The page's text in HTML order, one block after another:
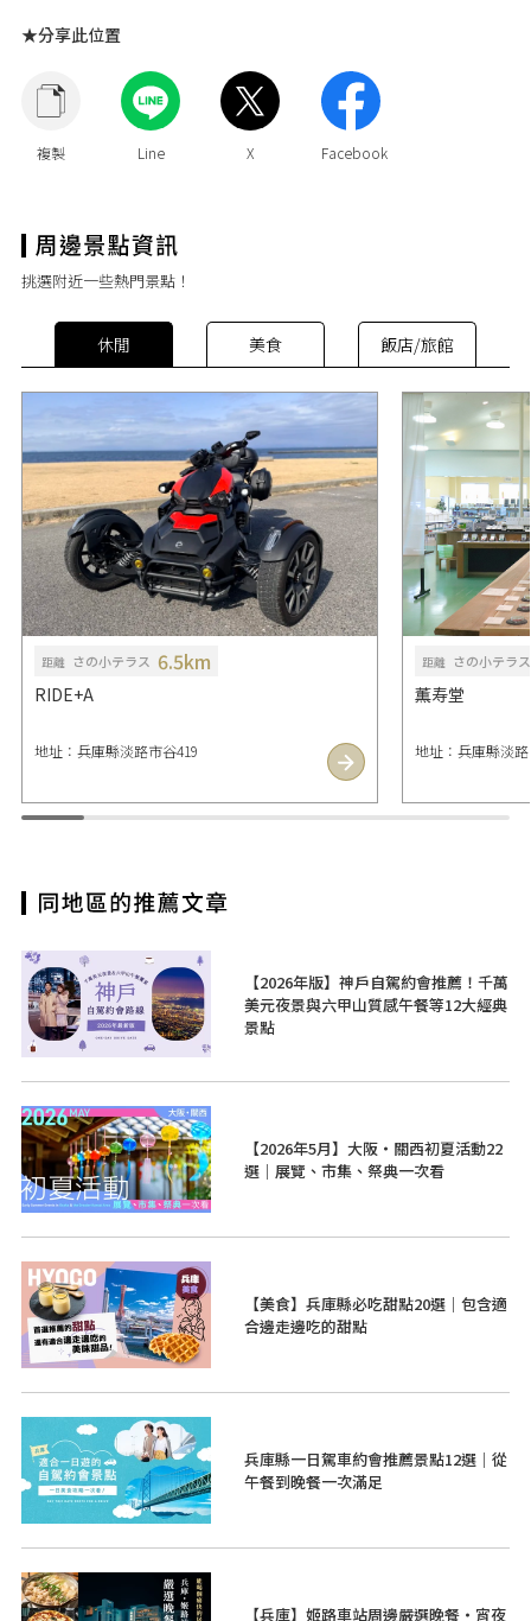
★分享此位置
挑選附近一些熱門景點！
休閒 美食 飯店/旅館
距離 さの小テラス 6.5km
RIDE+A
地址：兵庫縣淡路市谷419
距離 さの小テラス
薫寿堂
地址：兵庫縣淡
【2026年版】神戶自駕約會推薦！千萬
美元夜景與六甲山質感午餐等12大經典
景點
【2026年5月】大阪・關西初夏活動22
選｜展覽、市集、祭典一次看
【美食】兵庫縣必吃甜點20選｜包含適
合邊走邊吃的甜點
兵庫縣一日駕車約會推薦景點12選｜從
午餐到晚餐一次滿足
【兵庫】姬路車站周邊嚴選晚餐・宵夜